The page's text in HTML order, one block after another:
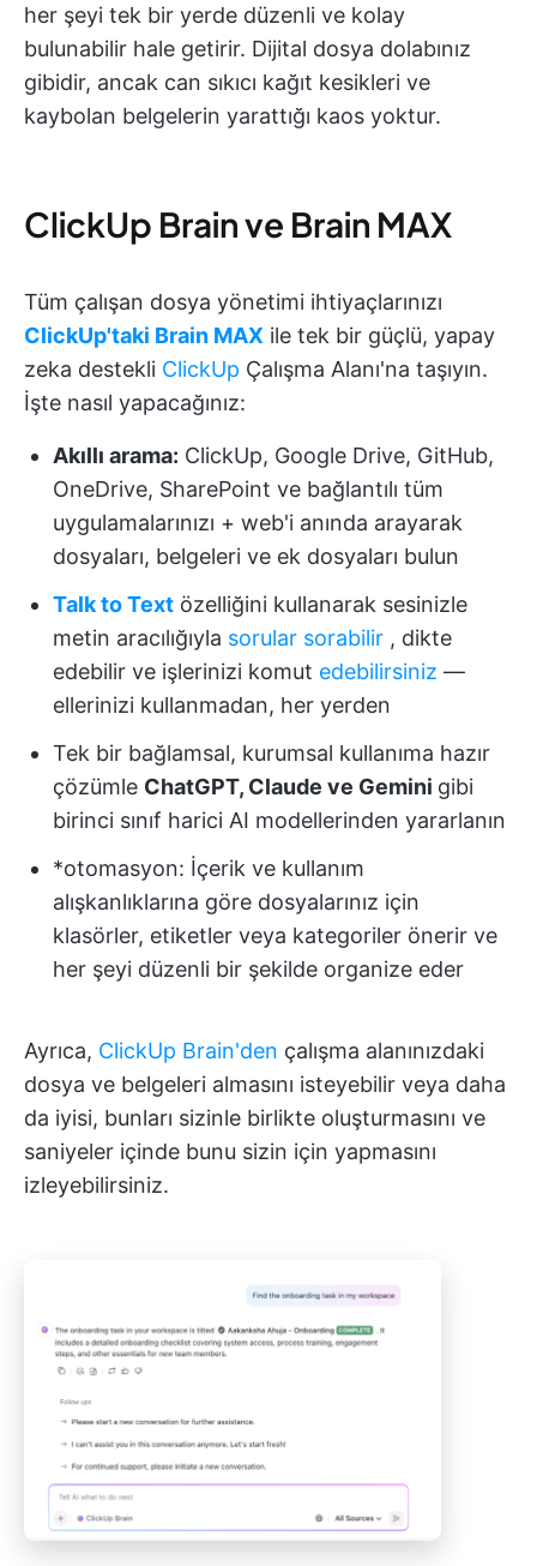
her şeyi tek bir yerde düzenli ve kolay
bulunabilir hale getirir. Dijital dosya dolabınız
gibidir, ancak can sıkıcı kağıt kesikleri ve
kaybolan belgelerin yarattığı kaos yoktur.
ClickUp Brain ve Brain MAX
Tüm çalışan dosya yönetimi ihtiyaçlarınızı
ClickUp'taki Brain MAX ile tek bir güçlü, yapay
zeka destekli ClickUp Çalışma Alanı'na taşıyın.
İşte nasıl yapacağınız:
Akıllı arama: ClickUp, Google Drive, GitHub,
OneDrive, SharePoint ve bağlantılı tüm
uygulamalarınızı + web'i anında arayarak
dosyaları, belgeleri ve ek dosyaları bulun
Talk to Text özelliğini kullanarak sesinizle
metin aracılığıyla sorular sorabilir , dikte
edebilir ve işlerinizi komut edebilirsiniz —
ellerinizi kullanmadan, her yerden
Tek bir bağlamsal, kurumsal kullanıma hazır
çözümle ChatGPT, Claude ve Gemini gibi
birinci sınıf harici AI modellerinden yararlanın
*otomasyon: İçerik ve kullanım
alışkanlıklarına göre dosyalarınız için
klasörler, etiketler veya kategoriler önerir ve
her şeyi düzenli bir şekilde organize eder
Ayrıca, ClickUp Brain'den çalışma alanınızdaki
dosya ve belgeleri almasını isteyebilir veya daha
da iyisi, bunları sizinle birlikte oluşturmasını ve
saniyeler içinde bunu sizin için yapmasını
izleyebilirsiniz.